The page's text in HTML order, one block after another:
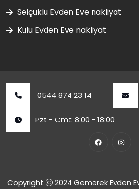
Selçuklu Evden Eve nakliyat
Kulu Evden Eve nakliyat
0544 874 23 14
Pzt - Cmt: 8:00 - 18:00
Copyright 2024 Gemerek Evden